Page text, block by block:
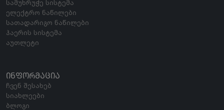
სამუხრუჭე სისტემა
ელექტრო ნაწილები
სათადარიგო ნაწილები
ჰაერის სისტემა
აუთლეტი
ᲘᲜᲤᲝᲠᲛᲐᲪᲘᲐ
ჩვენ შესახებ
სიახლეები
ბლოგი